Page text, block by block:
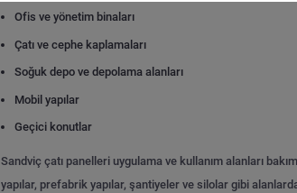
Ofis ve yönetim binaları
Çatı ve cephe kaplamaları
Soğuk depo ve depolama alanları
Mobil yapılar
Geçici konutlar
Sandviç çatı panelleri uygulama ve kullanım alanları
yapılar, prefabrik yapılar, şantiyeler ve silolar gibi